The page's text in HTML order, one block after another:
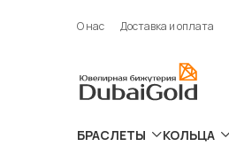
О нас Доставка и оплата
БРАСЛЕТЫ КОЛЬЦА